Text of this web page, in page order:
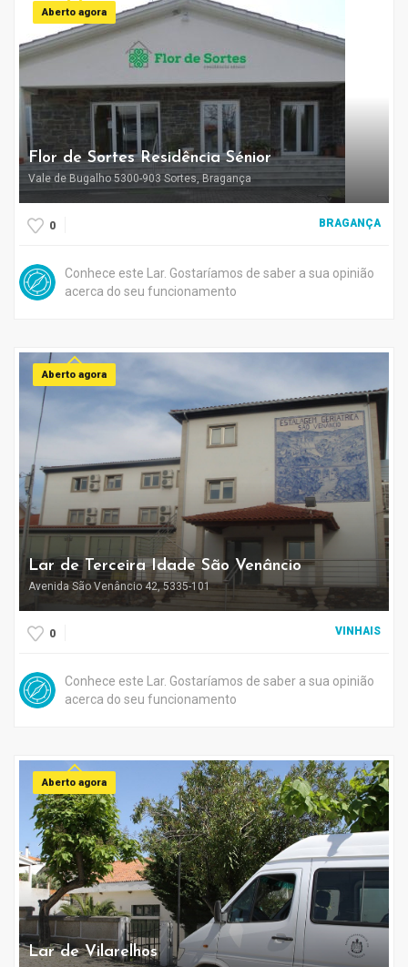
Aberto agora
Flor de Sortes Residência Sénior
Vale de Bugalho 5300-903 Sortes, Bragança
0 BRAGANÇA
Conhece este Lar. Gostaríamos de saber a sua opinião
acerca do seu funcionamento
Aberto agora
Lar de Terceira Idade São Venâncio
Avenida São Venâncio 42, 5335-101
0 VINHAIS
Conhece este Lar. Gostaríamos de saber a sua opinião
acerca do seu funcionamento
Aberto agora
Lar de Vilarelhos